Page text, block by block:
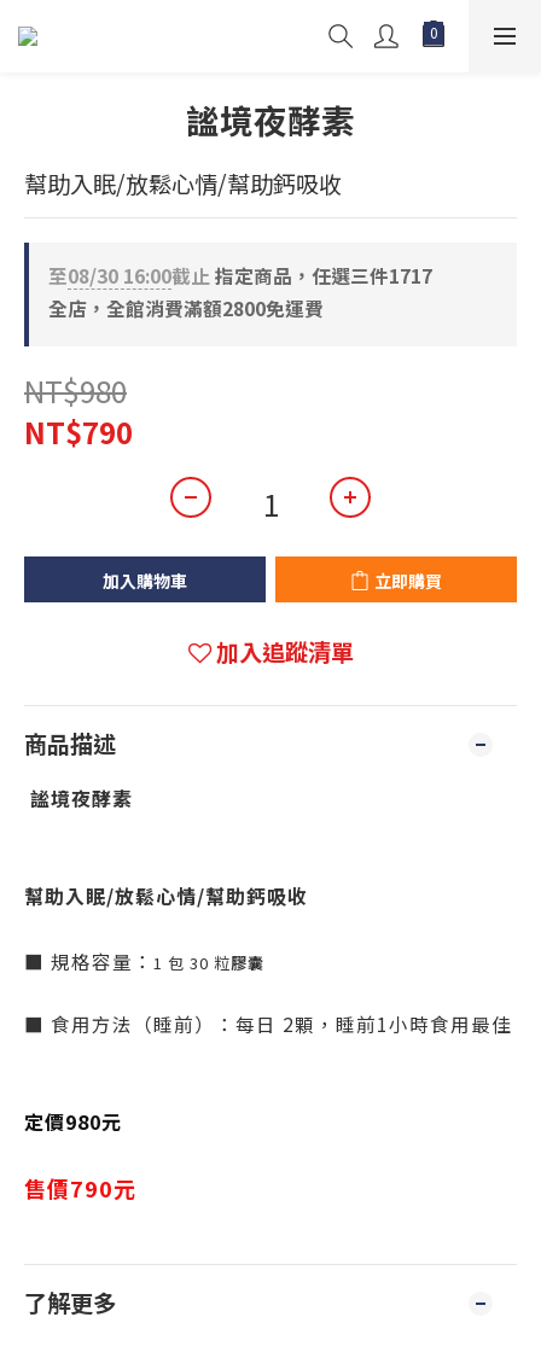
謐境夜酵素
幫助入眠/放鬆心情/幫助鈣吸收
至08/30 16:00截止 指定商品，任選三件1717
全店，全館消費滿額2800免運費
NT$980
NT$790
加入購物車 立即購買
加入追蹤清單
商品描述
謐境夜酵素
幫助入眠/放鬆心情/幫助鈣吸收
■ 規格容量： 1 包 30 粒膠囊
■ 食用方法（睡前）：每日 2顆，睡前1小時食用最佳
定價980元
售價790元
了解更多